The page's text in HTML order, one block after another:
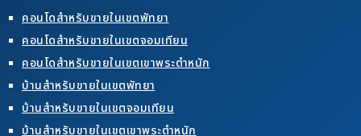
คอนโดสำหรับขายในเขตพัทยา
คอนโดสำหรับขายในเขตจอมเทียน
คอนโดสำหรับขายในเขตเขาพระตำหนัก
บ้านสำหรับขายในเขตพัทยา
บ้านสำหรับขายในเขตจอมเทียน
บ้านสำหรับขายในเขตเขาพระตำหนัก